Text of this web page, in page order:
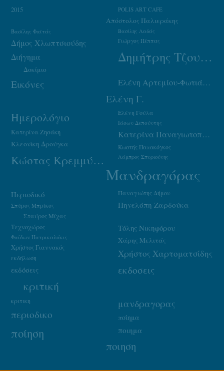
2015 POLIS ART CAFE
Απόστολος Παλιεράκης
Βασίλης Λαδάς
Βασίλης Φαϊτάς
Γιώργος Πέππας
Δήμος Χλωπτσιούδης
Δημήτρης Τζουμάκας
Διήγημα
Δοκίμιο
Εικόνες Ελένη Αρτεμίου-Φωτιάδου
Ελένη Γ.
Ελένη Γούλα
Ημερολόγιο Ιάσων Δεπούντης
Κατερίνα Ζησάκη Κατερίνα Παναγιωτοπούλου
Κλεονίκη Δρούγκα Κωστής Παπακόγκος
Κώστας Κρεμμύδας Λάμπρος Σπυριούνης
Μανδραγόρας
Παναγιώτης Δήμου
Περιοδικό
Πηνελόπη Ζαρδούκα
Σπύρος Μπρίκος
Σταύρος Μίχας
Τεχνοχώρος
Τόλης Νικηφόρου
Φαίδων Πατρικαλάκις Χάρης Μελιτάς
Χρήστος Γιαννακός
Χρήστος Χαρτοματσίδης
εκδήλωση
εκδοσεις
εκδόσεις
κριτική
κριτικη μανδραγορας
περιοδικο ποίημα
ποίηση ποιημα
ποιηση